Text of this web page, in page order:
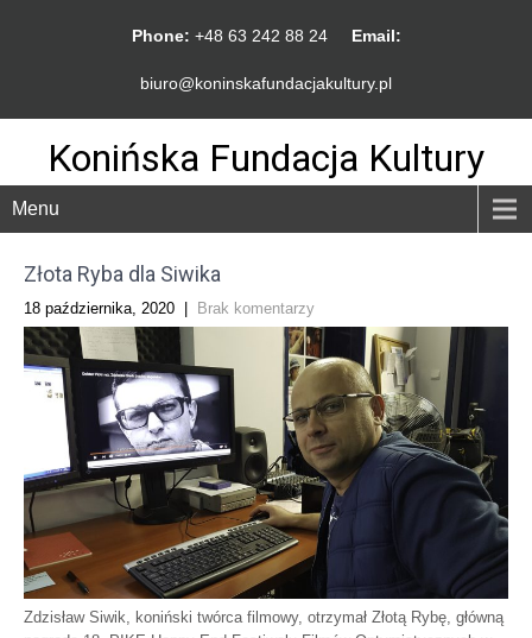
Phone: +48 63 242 88 24 Email:
biuro@koninskafundacjakultury.pl
Konińska Fundacja Kultury
Menu
Złota Ryba dla Siwika
18 października, 2020 Brak komentarzy
Zdzisław Siwik, koniński twórca filmowy, otrzymał Złotą Rybę, główną